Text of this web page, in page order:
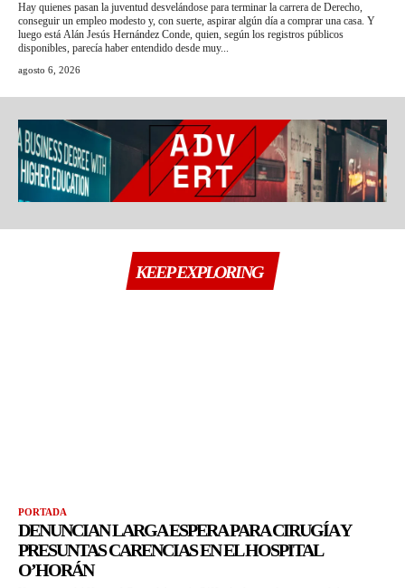
Hay quienes pasan la juventud desvelándose para terminar la carrera de Derecho,
conseguir un empleo modesto y, con suerte, aspirar algún día a comprar una casa. Y
luego está Alán Jesús Hernández Conde, quien, según los registros públicos
disponibles, parecía haber entendido desde muy...
agosto 6, 2026
KEEP EXPLORING
PORTADA
DENUNCIAN LARGA ESPERA PARA CIRUGÍA Y
PRESUNTAS CARENCIAS EN EL HOSPITAL
O’HORÁN